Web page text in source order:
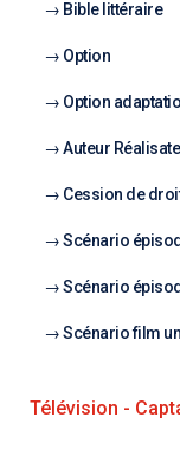
Bible littéraire
Option
Option
Auteur
Cession de
Scénario
Scénario
Scénario film
Télévision -